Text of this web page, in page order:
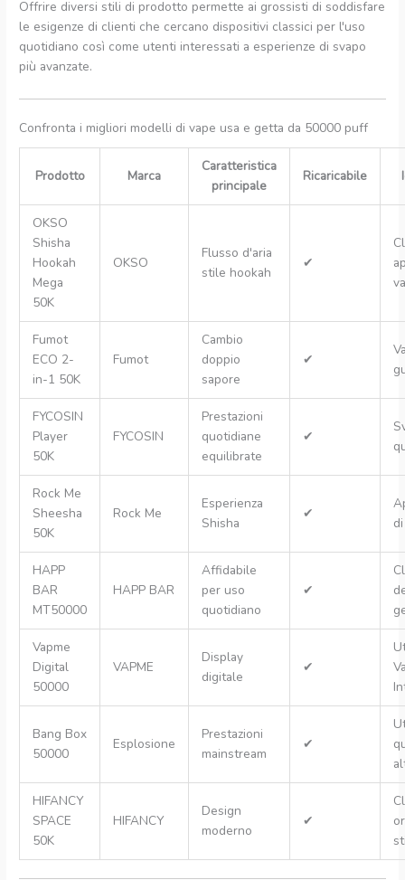
Offrire diversi stili di prodotto permette ai grossisti di soddisfare
le esigenze di clienti che cercano dispositivi classici per l'uso
quotidiano così come utenti interessati a esperienze di svapo
più avanzate.
Confronta i migliori modelli di vape usa e getta da 50000 puff
Prodotto Marca
Caratteristica
principale
Ricaricabile
OKSO
Shisha
Hookah
Mega
50K
OKSO
Flusso d'aria
stile hookah
✔
Fumot
ECO 2-
in-1 50K
Fumot
Cambio
doppio
sapore
✔
FYCOSIN
Player
50K
FYCOSIN
Prestazioni
quotidiane
equilibrate
✔
Rock Me
Sheesha
50K
Rock Me
Esperienza
Shisha
✔
HAPP
BAR
MT50000
HAPP BAR
Affidabile
per uso
quotidiano
✔
Vapme
Digital
50000
VAPME
Display
digitale
✔
Bang Box
50000
Esplosione
Prestazioni
mainstream
✔
HIFANCY
SPACE
50K
HIFANCY
Design
moderno
✔